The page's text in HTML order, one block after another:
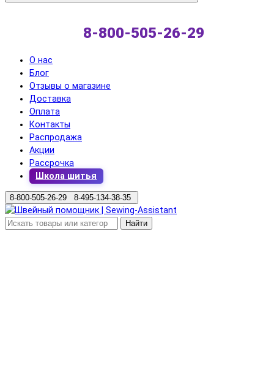
8-800-505-26-29
О нас
Блог
Отзывы о магазине
Доставка
Оплата
Контакты
Распродажа
Акции
Рассрочка
Школа шитья
8-800-505-26-29 8-495-134-38-35
Найти